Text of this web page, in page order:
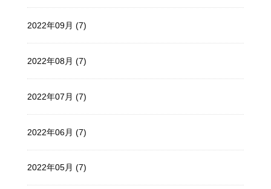
2022年09月 (7)
2022年08月 (7)
2022年07月 (7)
2022年06月 (7)
2022年05月 (7)